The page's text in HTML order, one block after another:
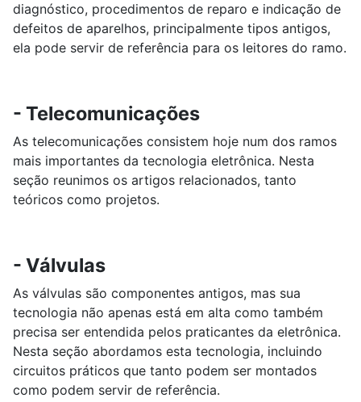
diagnóstico, procedimentos de reparo e indicação de
defeitos de aparelhos, principalmente tipos antigos,
ela pode servir de referência para os leitores do ramo.
- Telecomunicações
As telecomunicações consistem hoje num dos ramos
mais importantes da tecnologia eletrônica. Nesta
seção reunimos os artigos relacionados, tanto
teóricos como projetos.
- Válvulas
As válvulas são componentes antigos, mas sua
tecnologia não apenas está em alta como também
precisa ser entendida pelos praticantes da eletrônica.
Nesta seção abordamos esta tecnologia, incluindo
circuitos práticos que tanto podem ser montados
como podem servir de referência.